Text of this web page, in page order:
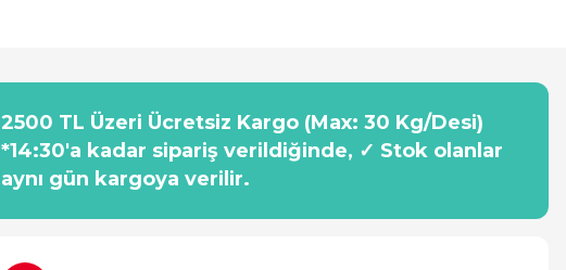
2500 TL Üzeri Ücretsiz Kargo (Max: 30 Kg/Desi)
*14:30'a kadar sipariş verildiğinde, ✓ Stok olanlar
aynı gün kargoya verilir.